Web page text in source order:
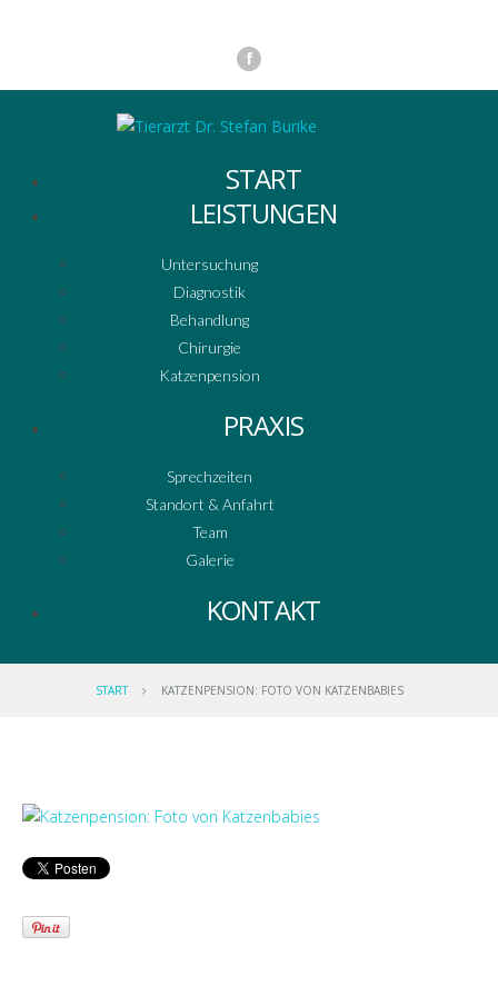
START
LEISTUNGEN
Untersuchung
Diagnostik
Behandlung
Chirurgie
Katzenpension
PRAXIS
Sprechzeiten
Standort & Anfahrt
Team
Galerie
KONTAKT
START KATZENPENSION: FOTO VON KATZENBABIES